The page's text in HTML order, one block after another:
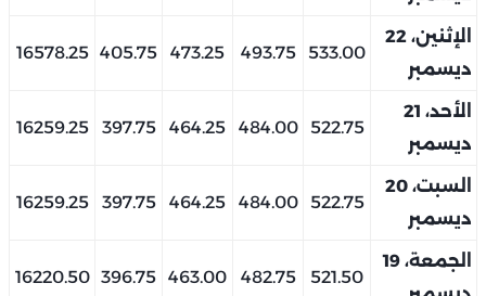
الإثنين، 22
ديسمبر
533.00
493.75
473.25
405.75
16578.25
الأحد، 21
ديسمبر
522.75
484.00
464.25
397.75
16259.25
السبت، 20
ديسمبر
522.75
484.00
464.25
397.75
16259.25
الجمعة، 19
521.50
482.75
463.00
396.75
16220.50